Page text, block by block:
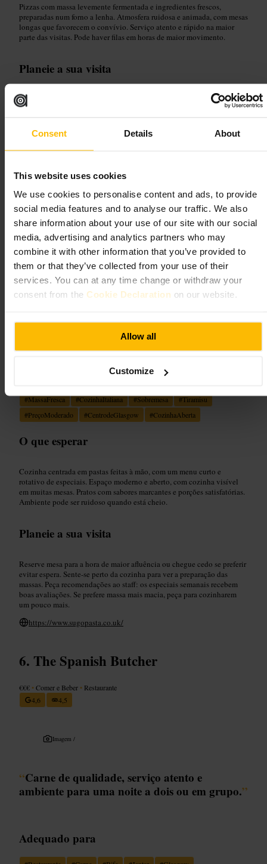
Consent Details About
This website uses cookies
We use cookies to personalise content and ads, to provide
social media features and to analyse our traffic. We also
share information about your use of our site with our social
media, advertising and analytics partners who may
combine it with other information that you’ve provided to
them or that they’ve collected from your use of their
services. You can at any time change or withdraw your
consent from the Cookie Declaration on our website.
Allow all
Customize
Pizzas com massa levemente fermentada e ingredientes frescos,
preparadas num forno a lenha. Atmosfera ruidosa e animada, com mesas
longas que favorecem o convívio. Serviço atento e rápido na maior
parte das visitas. Pode haver filas em horas de maior movimento.
Planeie a sua visita
Chegue cedo para evitar filas, especialmente em almoços e jantares do
fim de semana. Peça uma pizza clássica e partilhe para provar mais
restrições. Leve tempo para esperar em caso de grande movimento e
considere dividir sobremesa se viajar em grupo.
Sugo Pasta
€€•Comer e Beber•Restaurante
4,6
Web
complicações.”
#MassaFresca #CozinhaItaliana #Sobremesa #Tiramisu
#PreçoModerado #CentrodeGlasgow #CozinhaAberta
O que esperar
Cozinha centrada em pastas feitas à mão, com um menu curto e
rotativo de especiais. Espaço moderno e aberto, com cozinha visível
em muitas mesas. Pratos com sabores marcantes e porções satisfatórias.
Ambiente pode ser ruidoso quando está cheio.
Planeie a sua visita
Reserve mesa para a hora de maior afluência ou chegue cedo se preferir
evitar espera. Sente-se perto da cozinha para ver a preparação das
massas. Peça recomendações ao staff: os especiais semanais recebem
boas avaliações. Se prefere massa mais macia, peça para cozinharem
um pouco mais.
https://www.sugopasta.co.uk/
The Spanish Butcher
€€€ •Comer e Beber • Restaurante
4,6
4,5
Imagem /
“Carne de qualidade, serviço atento e
ambiente para uma noite a dois ou em grupo.”
Adequado para